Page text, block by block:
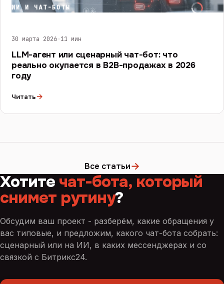
ИИ И ЧАТ-БОТЫ
30 марта 2026·11 мин
LLM-агент или сценарный чат-бот: что
реально окупается в B2B-продажах в 2026
году
Читать→
Все статьи→
Хотите чат-бота, который
снимет рутину?
Обсудим ваш проект - разберём, какие обращения у
вас типовые, и предложим, какого чат-бота собрать:
сценарный или на ИИ, в каких мессенджерах и со
связкой с Битрикс24.